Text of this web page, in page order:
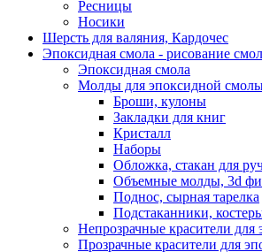
Ресницы
Носики
Шерсть для валяния, Кардочес
Эпоксидная смола - рисование
Эпоксидная смола
Молды для эпоксидной
Броши, кулоны
Закладки для книг
Кристалл
Наборы
Обложка, стакан для
Объемные молды, 3d
Поднос, сырная тарелка
Подстаканники,
Непрозрачные красители
Прозрачные красители для